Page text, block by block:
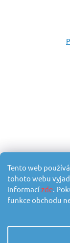
Tento web
tohoto webu
informacízde.
funkce obchodu